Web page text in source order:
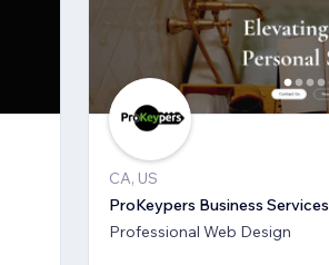
CA, US
ProKeypers Business Services
Professional Web Design